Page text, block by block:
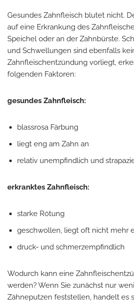
Gesundes Zahnfleisch blutet nicht.
auf eine Erkrankung des
Speichel oder an der Zahnbürste.
und Schwellungen sind ebenfalls
Zahnfleischentzündung vorliegt,
folgenden Faktoren:
gesundes Zahnfleisch:
blassrosa Färbung
liegt eng am Zahn an
relativ unempfindlich und
erkranktes Zahnfleisch:
starke Rötung
geschwollen, liegt oft nicht mehr
druck- und schmerzempfindlich
Wodurch kann eine
werden? Wenn Sie zunächst nur
Zähneputzen feststellen, handelt es